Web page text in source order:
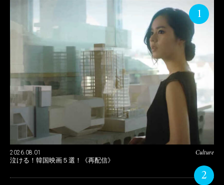
1
Culture
2026.08.01
泣ける！韓国映画５選！《再配信》
2